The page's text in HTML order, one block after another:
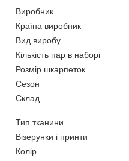
Виробник
Країна виробник
Вид виробу
Кількість пар в наборі
Розмір шкарпеток
Сезон
Склад
Тип тканини
Візерунки і принти
Колір